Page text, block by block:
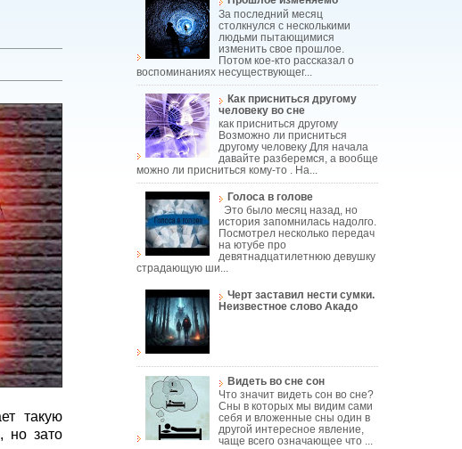
такую
но зато
За последний месяц
столкнулся с несколькими
людьми пытающимися
изменить свое прошлое.
Потом кое-кто рассказал о
воспоминаниях несуществующег...
Как присниться другому
человеку во сне
как присниться другому
Возможно ли присниться
другому человеку Для начала
давайте разберемся, а вообще
можно ли присниться кому-то . На...
Голоса в голове
Это было месяц назад, но
история запомнилась надолго.
Посмотрел несколько передач
на ютубе про
девятнадцатилетнюю девушку
страдающую ши...
Черт заставил нести сумки.
Неизвестное слово Акадо
Видеть во сне сон
Что значит видеть сон во сне?
Сны в которых мы видим сами
себя и вложенные сны один в
другой интересное явление,
чаще всего означающее что ...